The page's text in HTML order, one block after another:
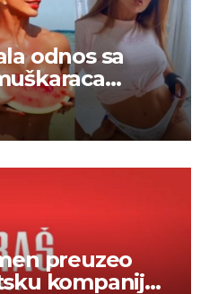
odnos sa
mi je
preuzeo
kompaniju i